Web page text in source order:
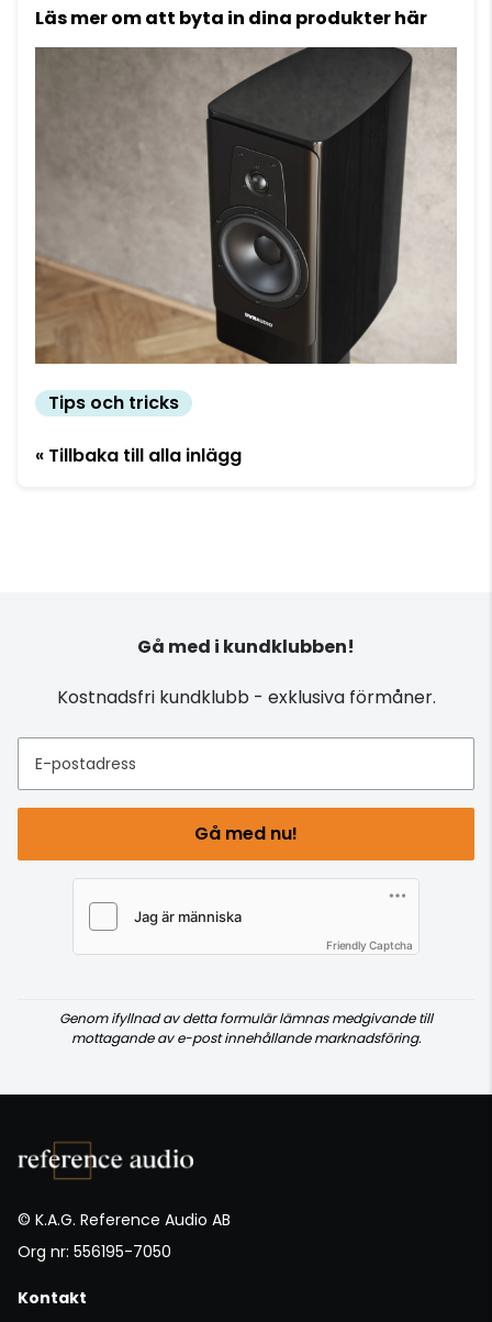
Läs mer om att byta in dina produkter här
Tips och tricks
« Tillbaka till alla inlägg
Gå med i kundklubben!
Kostnadsfri kundklubb - exklusiva förmåner.
E-postadress
Gå med nu!
Friendly Captcha
Genom ifyllnad av detta formulär lämnas medgivande till
mottagande av e-post innehållande marknadsföring.
© K.A.G. Reference Audio AB
Org nr: 556195-7050
Kontakt